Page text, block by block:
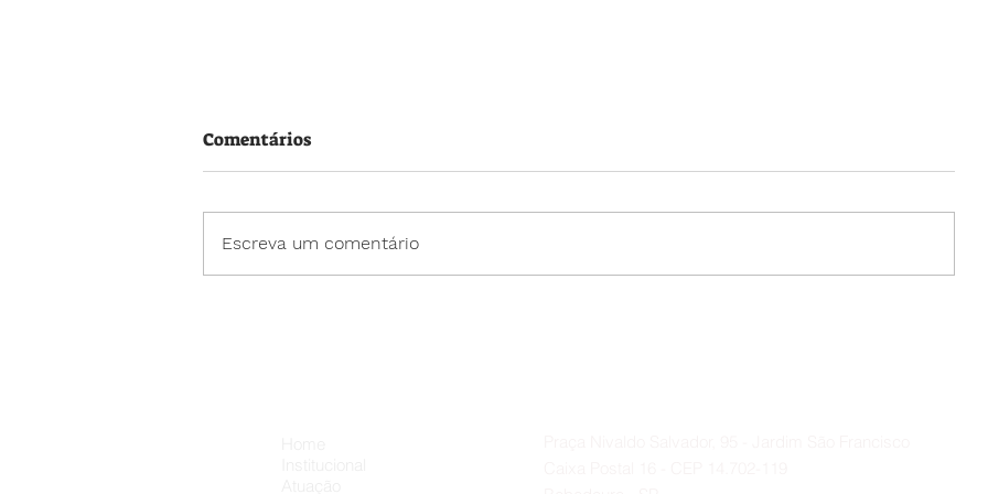
Colônia de Férias 🪁🎉
Comentários
Escreva um comentário